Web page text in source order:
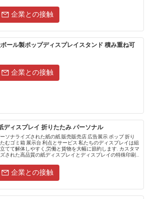
企業との接触
ール製ポップディスプレイスタンド 積み重ね可
企業との接触
ディスプレイ 折りたたみ パーソナル
ソナライズされた紙の紙 販売販売店 広告展示 ポップ 折り
むゴミ箱 展示台 利点とサービス 私たちのディスプレイは組
てて解体しやすく,労働と貨物を大幅に節約します. カスタマ
された高品質の紙ディスプレイとディスプレイの特殊印刷
企業との接触